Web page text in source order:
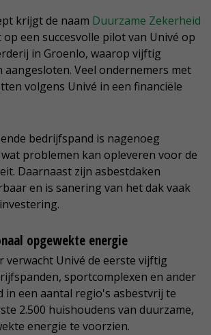
krijgt de naam Duurzame Zekerheid
een succesvolle pilot van Univé op
in Groenlo, waarop vijftig
aangesloten. Veel ondernemers met
volgens Univé in een financiële
bedrijfspand is nagenoeg
problemen kan opleveren voor de
Daarnaast zijn asbestdaken
en is sanering van het dak vaak
opgewekte energie
verwacht Univé de eerste vijftig
sportcomplexen en ander
in een aantal regio's asbestvrij te
2.500 huishoudens van duurzame,
energie te voorzien.